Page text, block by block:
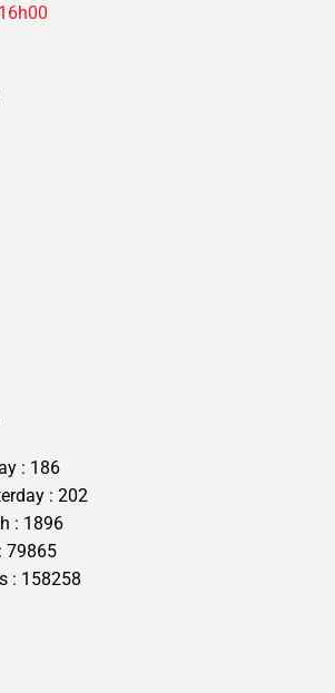
: 186
: 202
: 1896
79865
: 158258